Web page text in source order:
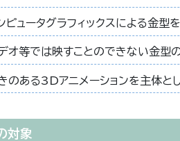
ピュータグラフィックスによる金型
オ等では映すことのできない金型
のある3Dアニメーションを主体と
対象